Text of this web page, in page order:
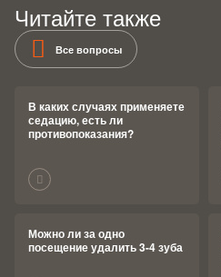
Читайте также
Все вопросы
В каких случаях применяете
седацию, есть ли
противопоказания?
Можно ли за одно
посещение удалить 3-4 зуба